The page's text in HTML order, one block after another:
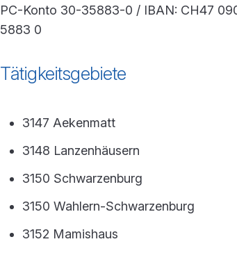
PC-Konto 30-35883-0 / IBAN: CH47
5883 0
Tätigkeitsgebiete
3147 Aekenmatt
3148 Lanzenhäusern
3150 Schwarzenburg
3150 Wahlern-Schwarzenburg
3152 Mamishaus